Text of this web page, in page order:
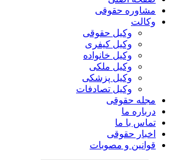
مشاوره حقوقی
وکالت
وکیل حقوقی
وکیل کیفری
وکیل خانواده
وکیل ملکی
وکیل پزشکی
وکیل تصادفات
مجله حقوقی
درباره ما
تماس با ما
اخبار حقوقی
قوانین و مصوبات